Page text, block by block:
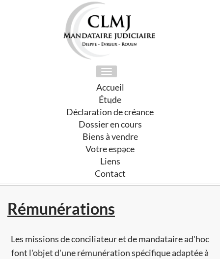
Toggle
navigation
Accueil
Étude
Déclaration de créance
Dossier en cours
Biens à vendre
Votre espace
Liens
Contact
Rémunérations
Les missions de conciliateur et de mandataire ad'hoc
font l'objet d'une rémunération spécifique adaptée à